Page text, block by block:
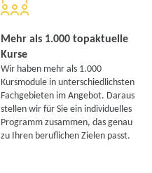
Mehr als 1.000 topaktuelle
Kurse
Wir haben mehr als 1.000
Kursmodule in unterschiedlichsten
Fachgebieten im Angebot. Daraus
stellen wir für Sie ein individuelles
Programm zusammen, das genau
zu Ihren beruflichen Zielen passt.